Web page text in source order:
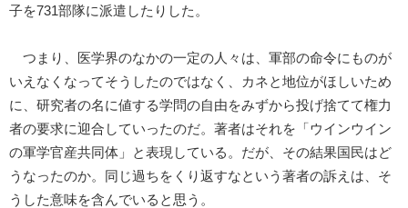
子を731部隊に派遣したりした。
つまり、医学界のなかの一定の人々は、軍部の命令にものが
いえなくなってそうしたのではなく、カネと地位がほしいため
に、研究者の名に値する学問の自由をみずから投げ捨てて権力
者の要求に迎合していったのだ。著者はそれを「ウインウイン
の軍学官産共同体」と表現している。だが、その結果国民はど
うなったのか。同じ過ちをくり返すなという著者の訴えは、そ
うした意味を含んでいると思う。